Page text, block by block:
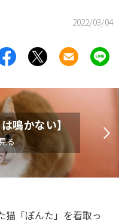
2022/03/04
鳴かない】
る
「ぽんた」を看取っ